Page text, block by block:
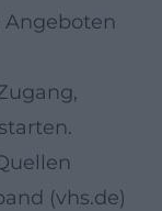
Angeboten
(vhs.de)